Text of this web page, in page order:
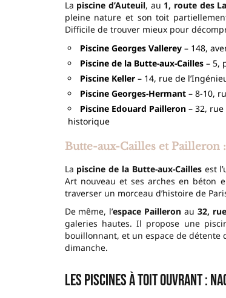
La piscine d’Auteuil, au 1, route des
pleine nature et son toit
Difficile de trouver mieux pour
Piscine Georges Vallerey– 148,
Piscine de la Butte-aux-Cailles– 5,
Piscine Keller– 14, rue de
Piscine Georges-Hermant– 8-10,
Piscine Edouard Pailleron– 32, rue
historique
Butte-aux-Cailles et Pailleron
La piscine de la Butte-aux-Caillesest
Art nouveau et ses arches en béton
traverser un morceau d’histoire de
De même, l’espace Pailleron au 32,
galeries hautes. Il propose une
bouillonnant, et un espace de détente
dimanche.
Les piscines à toit ouvrant :